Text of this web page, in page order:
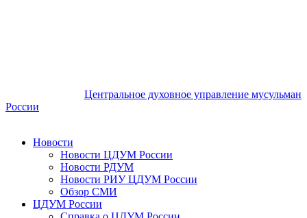
Центральное духовное управление мусульман
России
Новости
Новости ЦДУМ России
Новости РДУМ
Новости РИУ ЦДУМ России
Обзор СМИ
ЦДУМ России